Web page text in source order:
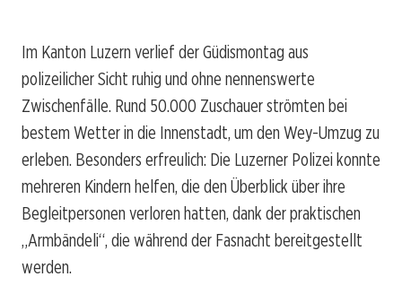
Im Kanton Luzern verlief der Güdismontag aus
polizeilicher Sicht ruhig und ohne nennenswerte
Zwischenfälle. Rund 50.000 Zuschauer strömten bei
bestem Wetter in die Innenstadt, um den Wey-Umzug zu
erleben. Besonders erfreulich: Die Luzerner Polizei konnte
mehreren Kindern helfen, die den Überblick über ihre
Begleitpersonen verloren hatten, dank der praktischen
„Armbändeli“, die während der Fasnacht bereitgestellt
werden.